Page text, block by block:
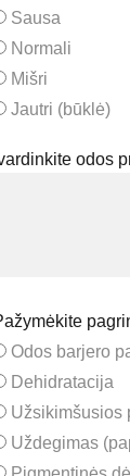
Sausa
Normali
Mišri
Jautri (būklė)
odos
Odos barjero
Dehidratacija
Užsikimšusios
Uždegimas